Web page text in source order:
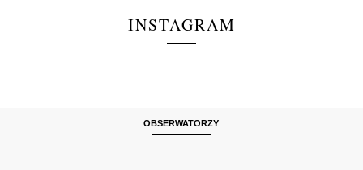
INSTAGRAM
OBSERWATORZY